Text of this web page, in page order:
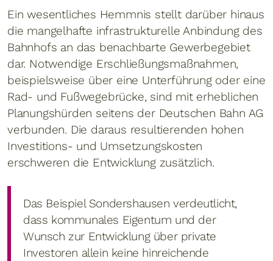
Ein wesentliches Hemmnis stellt darüber hinaus
die mangelhafte infrastrukturelle Anbindung des
Bahnhofs an das benachbarte Gewerbegebiet
dar. Notwendige Erschließungsmaßnahmen,
beispielsweise über eine Unterführung oder eine
Rad- und Fußwegebrücke, sind mit erheblichen
Planungshürden seitens der Deutschen Bahn AG
verbunden. Die daraus resultierenden hohen
Investitions- und Umsetzungskosten
erschweren die Entwicklung zusätzlich.
Das Beispiel Sondershausen verdeutlicht,
dass kommunales Eigentum und der
Wunsch zur Entwicklung über private
Investoren allein keine hinreichende